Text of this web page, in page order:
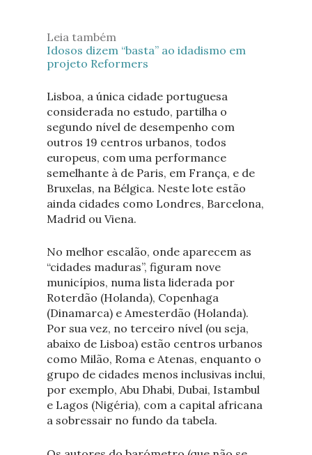
Leia também
Idosos dizem “basta” ao idadismo em
projeto Reformers
Lisboa, a única cidade portuguesa
considerada no estudo, partilha o
segundo nível de desempenho com
outros 19 centros urbanos, todos
europeus, com uma performance
semelhante à de Paris, em França, e de
Bruxelas, na Bélgica. Neste lote estão
ainda cidades como Londres, Barcelona,
Madrid ou Viena.
No melhor escalão, onde aparecem as
“cidades maduras”, figuram nove
municípios, numa lista liderada por
Roterdão (Holanda), Copenhaga
(Dinamarca) e Amesterdão (Holanda).
Por sua vez, no terceiro nível (ou seja,
abaixo de Lisboa) estão centros urbanos
como Milão, Roma e Atenas, enquanto o
grupo de cidades menos inclusivas inclui,
por exemplo, Abu Dhabi, Dubai, Istambul
e Lagos (Nigéria), com a capital africana
a sobressair no fundo da tabela.